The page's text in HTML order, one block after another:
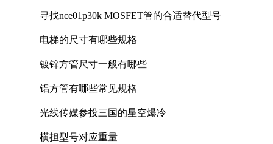
寻找nce01p30k MOSFET管的合适替代型号
电梯的尺寸有哪些规格
镀锌方管尺寸一般有哪些
铝方管有哪些常见规格
光线传媒参投三国的星空爆冷
横担型号对应重量